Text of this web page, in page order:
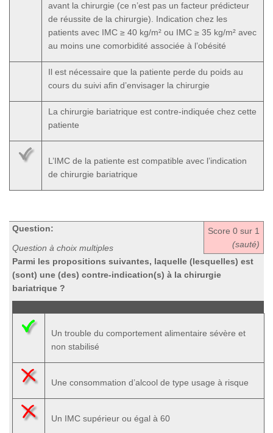
avant la chirurgie (ce n’est pas un facteur prédicteur
de réussite de la chirurgie). Indication chez les
patients avec IMC ≥ 40 kg/m² ou IMC ≥ 35 kg/m² avec
au moins une comorbidité associée à l’obésité
Il est nécessaire que la patiente perde du poids au
cours du suivi afin d’envisager la chirurgie
La chirurgie bariatrique est contre-indiquée chez cette
patiente
L’IMC de la patiente est compatible avec l’indication
de chirurgie bariatrique
Score 0 sur 1
(sauté)
Question:
Question à choix multiples
Parmi les propositions suivantes, laquelle (lesquelles) est
(sont) une (des) contre-indication(s) à la chirurgie
bariatrique ?
Un trouble du comportement alimentaire sévère et
non stabilisé
Une consommation d’alcool de type usage à risque
Un IMC supérieur ou égal à 60